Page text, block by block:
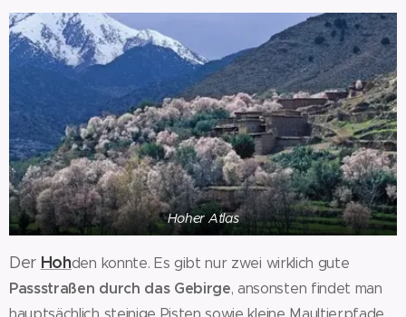
Hoher Atlas
Der Hohden konnte. Es gibt nur zwei wirklich gute
Passstraßen durch das Gebirge, ansonsten findet man
hauptsächlich steinige Pisten sowie kleine Maultierpfade